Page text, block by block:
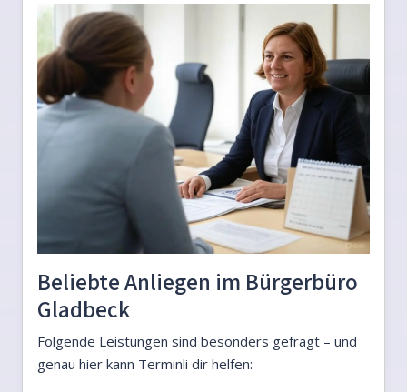
Beliebte Anliegen im Bürgerbüro
Gladbeck
Folgende Leistungen sind besonders gefragt – und
genau hier kann Terminli dir helfen: